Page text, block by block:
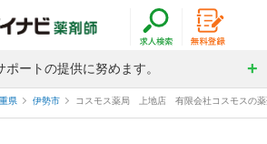
ートの提供に努めます。
県 伊勢市 コスモス薬局 上地店 有限会社コスモスの薬